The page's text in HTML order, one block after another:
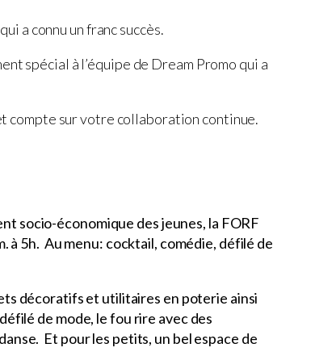
a connu un franc succès.
spécial à l’équipe de Dream Promo qui a
compte sur votre collaboration continue.
socio-économique des jeunes, la FORF
à 5h. Au menu: cocktail, comédie, défilé de
décoratifs et utilitaires en poterie ainsi
de mode, le fou rire avec des
Et pour les petits, un bel espace de